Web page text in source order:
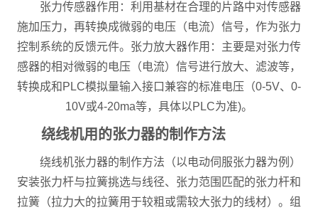
张力传感器作用：利用基材在合理的片路中对传感器
施加压力，再转换成微弱的电压（电流）信号，作为张力
控制系统的反馈元件。张力放大器作用：主要是对张力传
感器的相对微弱的电压（电流）信号进行放大、滤波等，
转换成和PLC模拟量输入接口兼容的标准电压（0-5V、0-
10V或4-20ma等，具体以PLC为准)。
绕线机用的张力器的制作方法
绕线机张力器的制作方法（以电动伺服张力器为例）
安装张力杆与拉簧挑选与线径、张力范围匹配的张力杆和
拉簧（拉力大的拉簧用于较粗或需较大张力的线材）。组